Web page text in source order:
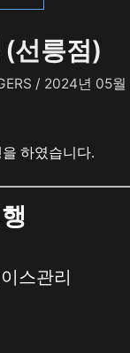
선릉점)
/ 2024년 05월
하였습니다.
스관리